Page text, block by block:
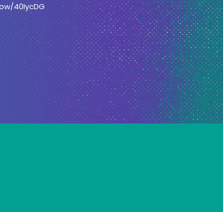
40IycDG